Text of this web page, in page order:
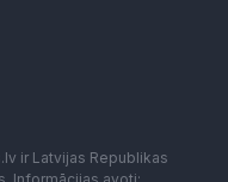
ir Latvijas Republikas